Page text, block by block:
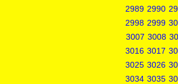
2989 2990
2998 2999
3007 3008
3016 3017
3025 3026
3034 3035